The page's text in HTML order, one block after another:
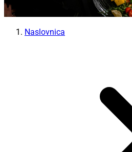
Naslovnica